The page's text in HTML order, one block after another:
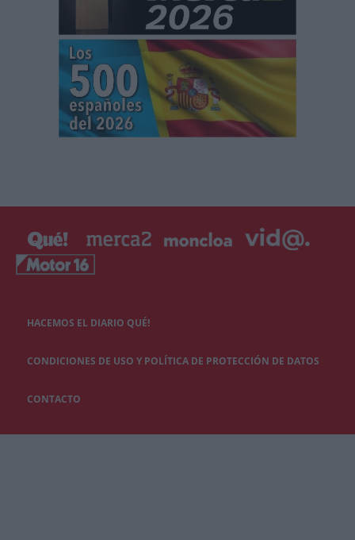
HACEMOS EL DIARIO QUÉ!
CONDICIONES DE USO Y POLÍTICA DE PROTECCIÓN DE DATOS
CONTACTO